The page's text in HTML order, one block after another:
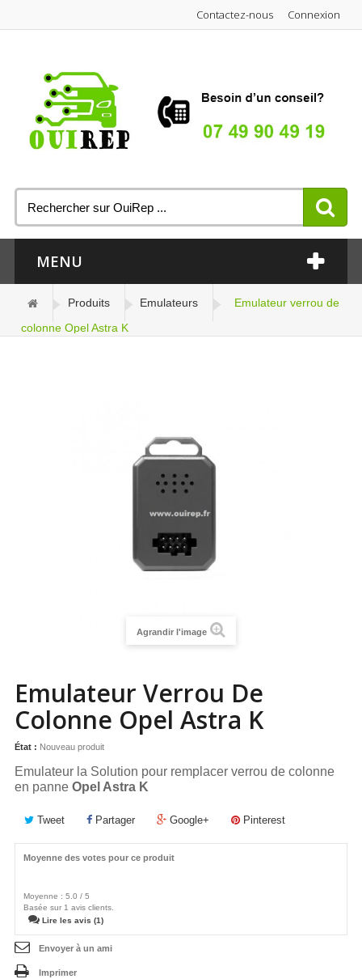
Connexion
Contactez-nous
MENU
Produits Emulateurs
Emulateur verrou de
colonne Opel Astra K
Agrandir l'image
Emulateur Verrou De
Colonne Opel Astra K
État : Nouveau produit
Emulateur la Solution pour remplacer verrou de colonne
en panne Opel Astra K
Tweet Partager Google+ Pinterest
Moyenne des votes pour ce produit
Moyenne : 5.0 / 5
Basée sur 1 avis clients.
Lire les avis (1)
Envoyer à un ami
Imprimer